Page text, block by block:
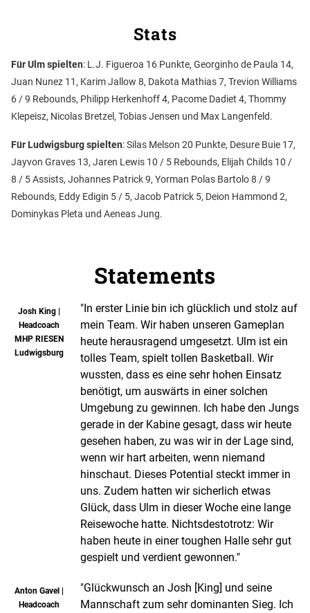
Stats
Für Ulm spielten: L.J. Figueroa 16 Punkte, Georginho de Paula 14,
Juan Nunez 11, Karim Jallow 8, Dakota Mathias 7, Trevion Williams
6 / 9 Rebounds, Philipp Herkenhoff 4, Pacome Dadiet 4, Thommy
Klepeisz, Nicolas Bretzel, Tobias Jensen und Max Langenfeld.
Für Ludwigsburg spielten: Silas Melson 20 Punkte, Desure Buie 17,
Jayvon Graves 13, Jaren Lewis 10 / 5 Rebounds, Elijah Childs 10 /
8 / 5 Assists, Johannes Patrick 9, Yorman Polas Bartolo 8 / 9
Rebounds, Eddy Edigin 5 / 5, Jacob Patrick 5, Deion Hammond 2,
Dominykas Pleta und Aeneas Jung.
Statements
Josh King |
Headcoach
MHP RIESEN
Ludwigsburg
"In erster Linie bin ich glücklich und stolz auf
mein Team. Wir haben unseren Gameplan
heute herausragend umgesetzt. Ulm ist ein
tolles Team, spielt tollen Basketball. Wir
wussten, dass es eine sehr hohen Einsatz
benötigt, um auswärts in einer solchen
Umgebung zu gewinnen. Ich habe den Jungs
gerade in der Kabine gesagt, dass wir heute
gesehen haben, zu was wir in der Lage sind,
wenn wir hart arbeiten, wenn niemand
hinschaut. Dieses Potential steckt immer in
uns. Zudem hatten wir sicherlich etwas
Glück, dass Ulm in dieser Woche eine lange
Reisewoche hatte. Nichtsdestotrotz: Wir
haben heute in einer toughen Halle sehr gut
gespielt und verdient gewonnen."
Anton Gavel |
Headcoach
"Glückwunsch an Josh [King] und seine
Mannschaft zum sehr dominanten Sieg. Ich